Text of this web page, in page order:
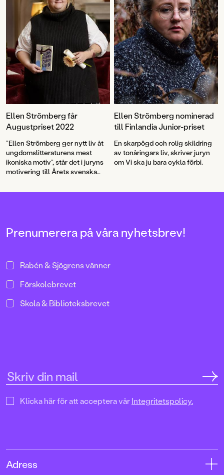
Ellen Strömberg får
Augustpriset 2022
”Ellen Strömberg ger nytt liv åt
ungdomslitteraturens mest
ikoniska motiv”, står det i juryns
motivering till Årets svenska
Ellen Strömberg nominerad
till Finlandia Junior-priset
En skarpögd och rolig skildring
av tonåringars liv, skriver juryn
om Vi ska ju bara cykla förbi.
Prenumerera på våra nyhetsbrev!
Rabén & Sjögrens vänner
Förskolebrevet
Skola & Biblioteksbrevet
Klicka här för att acceptera vårIntegritetspolicy.
Adress